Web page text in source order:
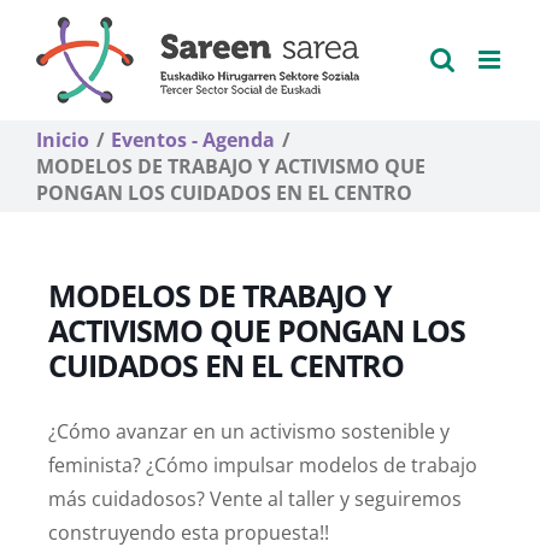
contenido
Inicio
Eventos - Agenda
MODELOS DE TRABAJO Y ACTIVISMO QUE
PONGAN LOS CUIDADOS EN EL CENTRO
MODELOS DE TRABAJO Y
ACTIVISMO QUE PONGAN LOS
CUIDADOS EN EL CENTRO
¿Cómo avanzar en un activismo sostenible y
feminista? ¿Cómo impulsar modelos de trabajo
más cuidadosos? Vente al taller y seguiremos
construyendo esta propuesta!!